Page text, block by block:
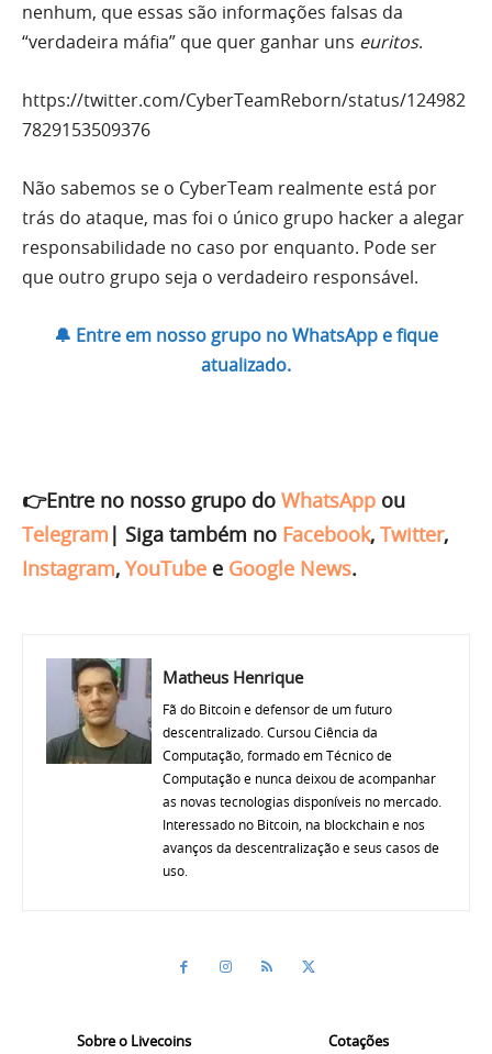
nenhum, que essas são informações falsas da
“verdadeira máfia” que quer ganhar uns euritos.
https://twitter.com/CyberTeamReborn/status/124982
7829153509376
Não sabemos se o CyberTeam realmente está por
trás do ataque, mas foi o único grupo hacker a alegar
responsabilidade no caso por enquanto. Pode ser
que outro grupo seja o verdadeiro responsável.
🔔 Entre em nosso grupo no WhatsApp e fique
atualizado.
👉Entre no nosso grupo do WhatsApp ou
Telegram | Siga também no Facebook, Twitter,
Instagram, YouTube e Google News.
Matheus Henrique
Fã do Bitcoin e defensor de um futuro
descentralizado. Cursou Ciência da
Computação, formado em Técnico de
Computação e nunca deixou de acompanhar
as novas tecnologias disponíveis no mercado.
Interessado no Bitcoin, na blockchain e nos
avanços da descentralização e seus casos de
uso.
Sobre o Livecoins Cotações